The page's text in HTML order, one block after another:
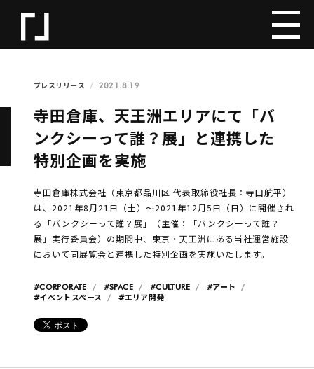
プレスリリース 2021.8.19
寺田倉庫、天王洲エリアにて「バ
ンクシーって誰？展」と連携した
特別企画を実施
寺⽥倉庫株式会社（東京都品川区 代表取締役社長：寺田航平）
は、2021年8月21日（土）～2021年12月5日（日）に開催され
る「バンクシーって誰？展」（主催：「バンクシーって誰？
展」実行委員会）の期間中、東京・天王洲にある当社運営施設
において同展覧会と連携した特別企画を実施いたします。
#CORPORATE #SPACE #CULTURE
#アート
#イベントスペース
#エリア開発